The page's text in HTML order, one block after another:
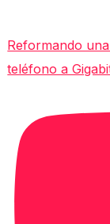
Reformando
teléfono a